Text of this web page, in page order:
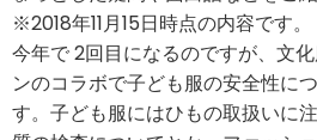
※2018年11月15日時点の内容です。
今年で 2回目になるのですが、文
ンのコラボで子ども服の安全性に
す。子ども服にはひもの取扱いに